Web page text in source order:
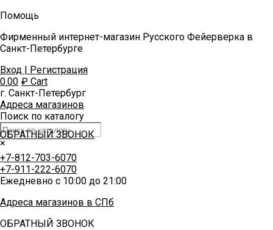
Помощь
Фирменный интернет-магазин Русского Фейерверка в
Санкт-Петербурге
Вход | Регистрация
0.00 ₽ Cart
г. Санкт-Петербург
Адреса магазинов
Поиск по каталогу
×
ОБРАТНЫЙ ЗВОНОК
+7-812-703-6070
+7-911-222-6070
Ежедневно с 10:00 до 21:00
Адреса магазинов в СПб
ОБРАТНЫЙ ЗВОНОК